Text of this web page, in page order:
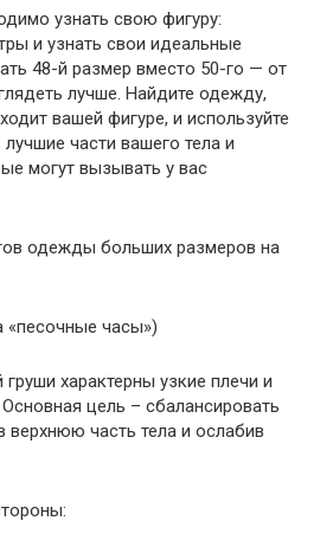
узнать свою фигуру:
и узнать свои идеальные
48-й размер вместо 50-го — от
лучше. Найдите одежду,
вашей фигуре, и используйте
части вашего тела и
могут вызывать у вас
часы»)
характерны узкие плечи и
цель – сбалансировать
верхнюю часть тела и ослабив